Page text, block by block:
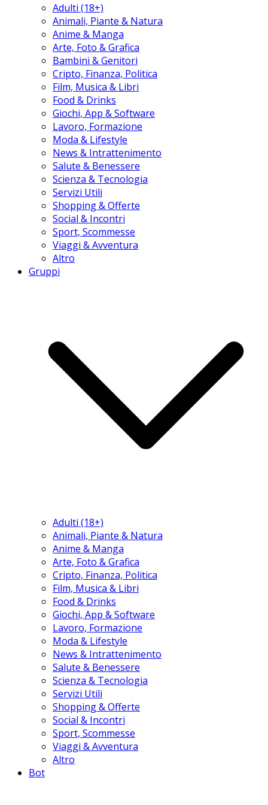
Adulti (18+)
Animali, Piante & Natura
Anime & Manga
Arte, Foto & Grafica
Bambini & Genitori
Cripto, Finanza, Politica
Film, Musica & Libri
Food & Drinks
Giochi, App & Software
Lavoro, Formazione
Moda & Lifestyle
News & Intrattenimento
Salute & Benessere
Scienza & Tecnologia
Servizi Utili
Shopping & Offerte
Social & Incontri
Sport, Scommesse
Viaggi & Avventura
Altro
Gruppi
Adulti (18+)
Animali, Piante & Natura
Anime & Manga
Arte, Foto & Grafica
Cripto, Finanza, Politica
Film, Musica & Libri
Food & Drinks
Giochi, App & Software
Lavoro, Formazione
Moda & Lifestyle
News & Intrattenimento
Salute & Benessere
Scienza & Tecnologia
Servizi Utili
Shopping & Offerte
Social & Incontri
Sport, Scommesse
Viaggi & Avventura
Altro
Bot